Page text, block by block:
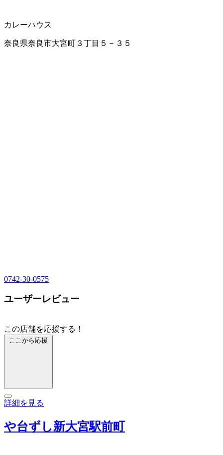
カレーハウス
奈良県奈良市大宮町３丁目５－３５
0742-30-0575
ユーザーレビュー
この店舗を応援する！
ここから応援
詳細を見る
や台ずし新大宮駅前町